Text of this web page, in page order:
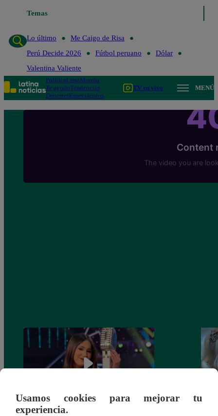
Temas
Lo último
Me Caigo de Risa
Perú Decide 2026
Fútbol peruano
Dólar
Valentina Valiente
PolíticaLimaMundo
Te ayudoTendencias
DeportesEspectáculos
TV en vivo MENÚ
Usamos cookies para mejorar tu
experiencia.